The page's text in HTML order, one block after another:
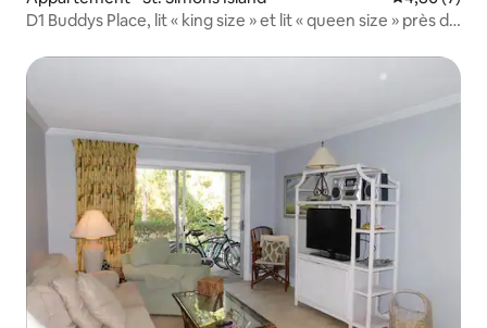
D1 Buddys Place, lit « king size » et lit « queen size » près de